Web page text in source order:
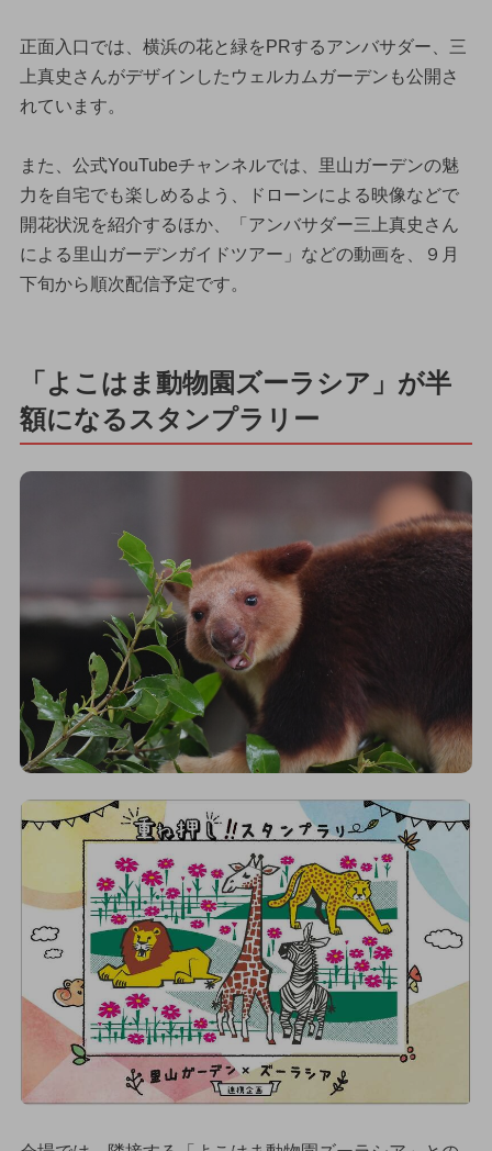
正面入口では、横浜の花と緑をPRするアンバサダー、三
上真史さんがデザインしたウェルカムガーデンも公開さ
れています。
また、公式YouTubeチャンネルでは、里山ガーデンの魅
力を自宅でも楽しめるよう、ドローンによる映像などで
開花状況を紹介するほか、「アンバサダー三上真史さん
による里山ガーデンガイドツアー」などの動画を、９月
下旬から順次配信予定です。
「よこはま動物園ズーラシア」が半
額になるスタンプラリー